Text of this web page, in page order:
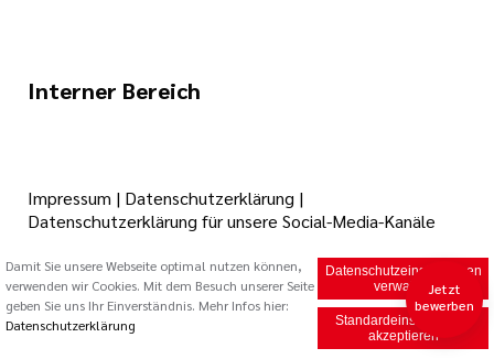
Interner Bereich
© 2026 Caritas Trägergesellschaft Saarbrücken mbH (cts)
Impressum | Datenschutzerklärung |
Datenschutzerklärung für unsere Social-Media-Kanäle
Jetzt
bewerben
Datenschutzeinstellungen
verwalten
Standardeinstellungen
akzeptieren
Damit Sie unsere Webseite optimal nutzen können,
verwenden wir Cookies. Mit dem Besuch unserer Seite
geben Sie uns Ihr Einverständnis. Mehr Infos hier:
Datenschutzerklärung